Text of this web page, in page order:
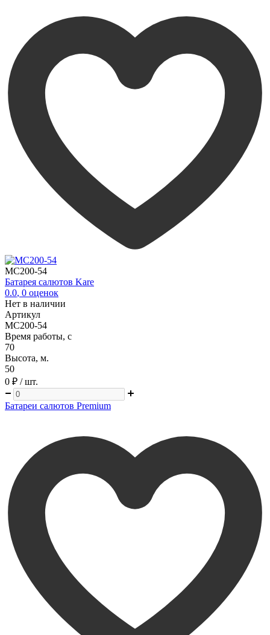
MC200-54
Батарея салютов Kare
0.0, 0 оценок
Нет в наличии
Артикул
MC200-54
Время работы, с
70
Высота, м.
50
0 ₽ / шт.
Батареи салютов Premium